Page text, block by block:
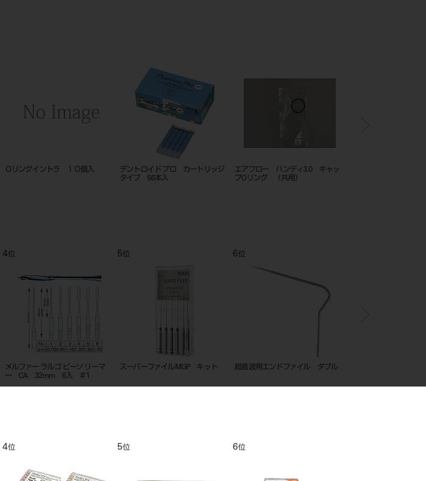
Ｏリングイントラ １０個入
デントロイド プロ カートリッジ
タイプ 56本入
エアフロー ハンディ3.0 キャッ
プOリング （共用）
4位
メルファー ラルゴ ピーソ リーマ
ー CA 32mm 6入 ＃1
5位
スーパーファイルMGP キット
6位
超音波用エンドファイル ダブル
4位 5位 6位